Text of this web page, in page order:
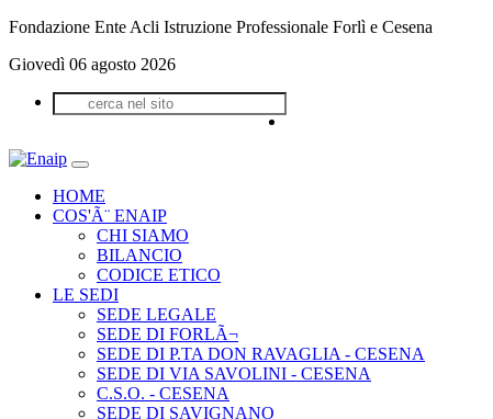
Fondazione Ente Acli Istruzione Professionale Forlì e Cesena
Giovedì 06 agosto 2026
HOME
COS'Ã¨ ENAIP
CHI SIAMO
BILANCIO
CODICE ETICO
LE SEDI
SEDE LEGALE
SEDE DI FORLÃ¬
SEDE DI P.TA DON RAVAGLIA - CESENA
SEDE DI VIA SAVOLINI - CESENA
C.S.O. - CESENA
SEDE DI SAVIGNANO